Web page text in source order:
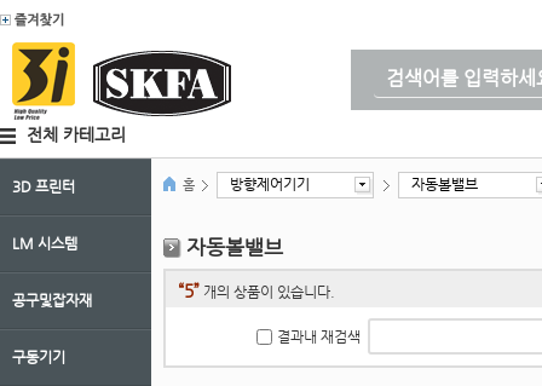
전체 카테고리
3D 프린터
LM 시스템
공구및잡자재
구동기기
홈 방향제어기기 자동볼밸브
자동볼밸브
“5” 개의 상품이 있습니다.
결과내 재검색